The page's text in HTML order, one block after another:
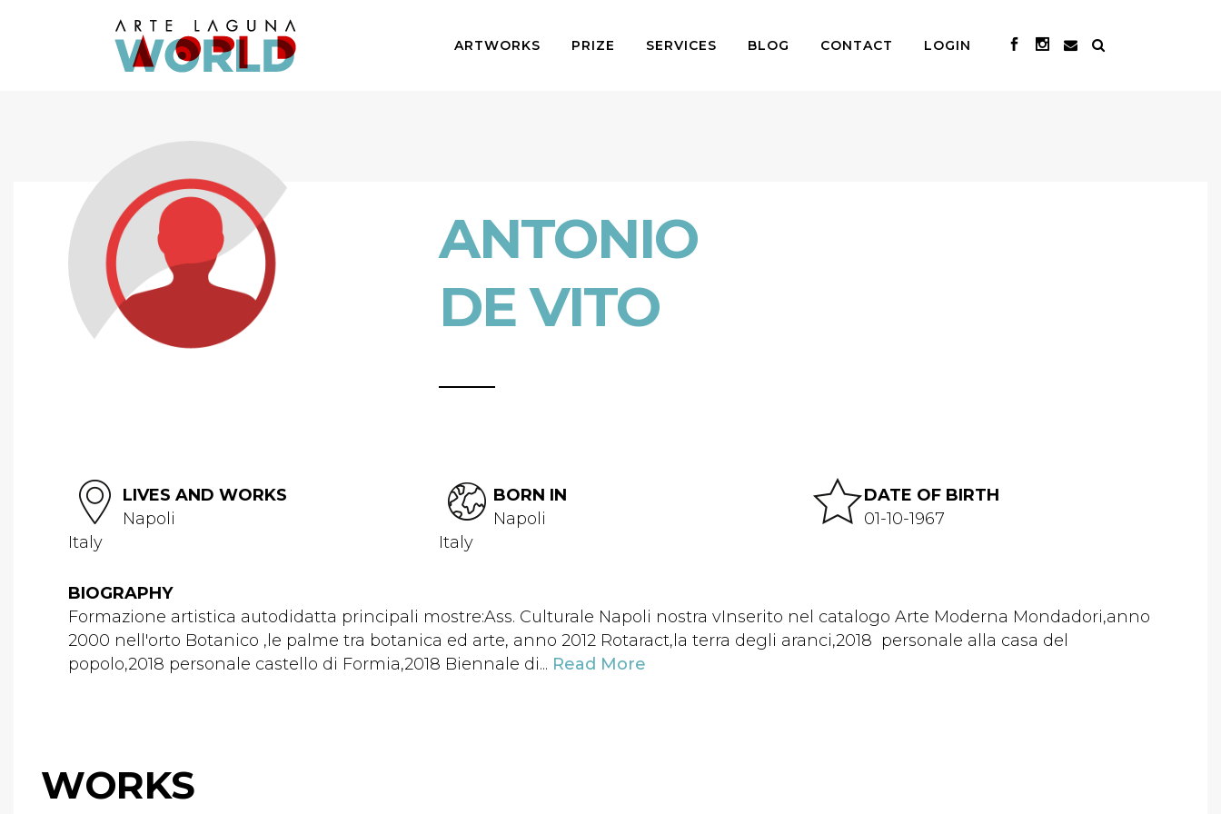
ARTWORKS PRIZE SERVICES BLOG CONTACT LOGIN
ANTONIO
DE VITO
LIVES AND WORKS
Napoli
Italy
BORN IN
Napoli
Italy
DATE OF BIRTH
01-10-1967
BIOGRAPHY
Formazione artistica autodidatta principali mostre:Ass. Culturale Napoli nostra vInserito nel catalogo Arte Moderna Mondadori,anno
2000 nell'orto Botanico ,le palme tra botanica ed arte, anno 2012 Rotaract,la terra degli aranci,2018 personale alla casa del
popolo,2018 personale castello di Formia,2018 Biennale di... Read More
WORKS